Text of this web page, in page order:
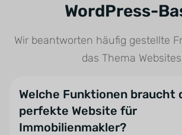
WordPress-
Wir beantworten häufig gestellte
das Thema
Welche Funktionen braucht
perfekte Website für
Immobilienmakler?